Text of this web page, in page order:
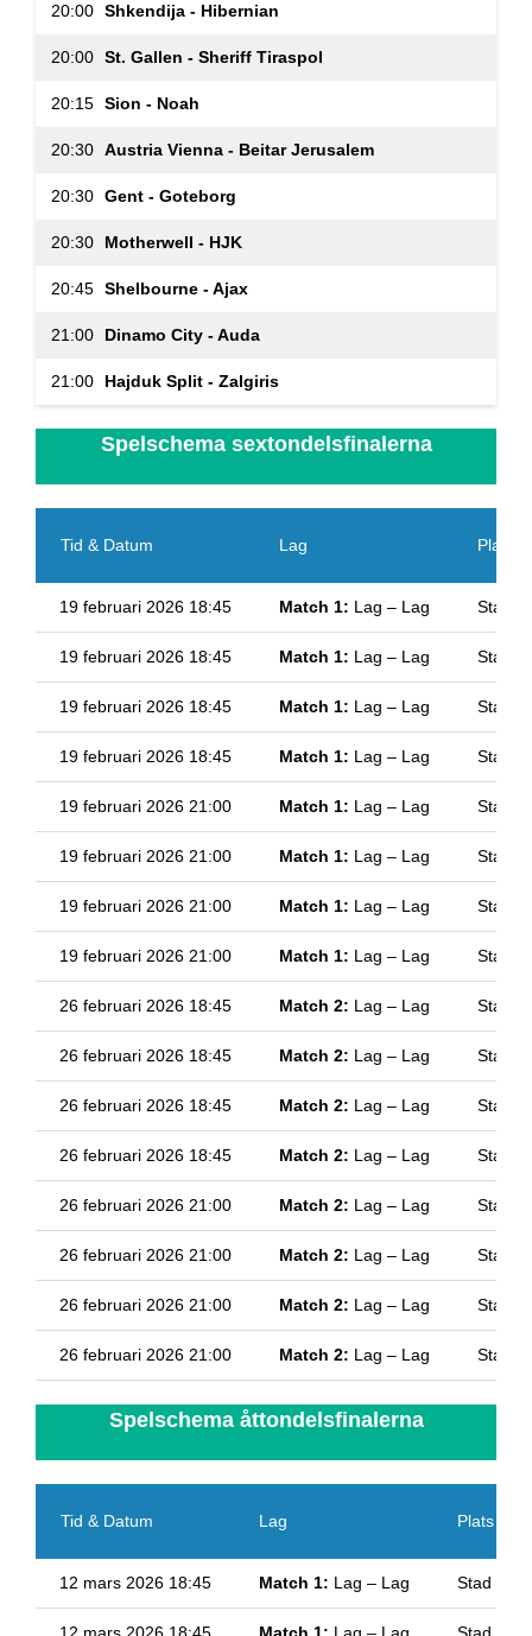
20:00 Shkendija - Hibernian
20:00 St. Gallen - Sheriff Tiraspol
20:15 Sion - Noah
20:30 Austria Vienna - Beitar Jerusalem
20:30 Gent - Goteborg
20:30 Motherwell - HJK
20:45 Shelbourne - Ajax
21:00 Dinamo City - Auda
21:00 Hajduk Split - Zalgiris
Spelschema sextondelsfinalerna
Tid & Datum Lag Plats
19 februari 2026 18:45 Match 1: Lag – Lag Stad
19 februari 2026 18:45 Match 1: Lag – Lag Stad
19 februari 2026 18:45 Match 1: Lag – Lag Stad
19 februari 2026 18:45 Match 1: Lag – Lag Stad
19 februari 2026 21:00 Match 1: Lag – Lag Stad
19 februari 2026 21:00 Match 1: Lag – Lag Stad
19 februari 2026 21:00 Match 1: Lag – Lag Stad
19 februari 2026 21:00 Match 1: Lag – Lag Stad
26 februari 2026 18:45 Match 2: Lag – Lag Stad
26 februari 2026 18:45 Match 2: Lag – Lag Stad
26 februari 2026 18:45 Match 2: Lag – Lag Stad
26 februari 2026 18:45 Match 2: Lag – Lag Stad
26 februari 2026 21:00 Match 2: Lag – Lag Stad
26 februari 2026 21:00 Match 2: Lag – Lag Stad
26 februari 2026 21:00 Match 2: Lag – Lag Stad
26 februari 2026 21:00 Match 2: Lag – Lag Stad
Spelschema åttondelsfinalerna
Tid & Datum Lag Plats
12 mars 2026 18:45 Match 1: Lag – Lag Stad